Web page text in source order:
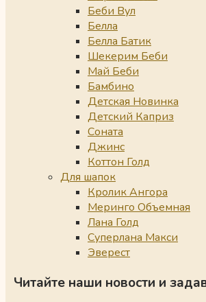
Беби Вул
Белла
Белла Батик
Шекерим Беби
Май Беби
Бамбино
Детская Новинка
Детский Каприз
Соната
Джинс
Коттон Голд
Для шапок
Кролик Ангора
Меринго Объемная
Лана Голд
Суперлана Макси
Эверест
Читайте наши новости и